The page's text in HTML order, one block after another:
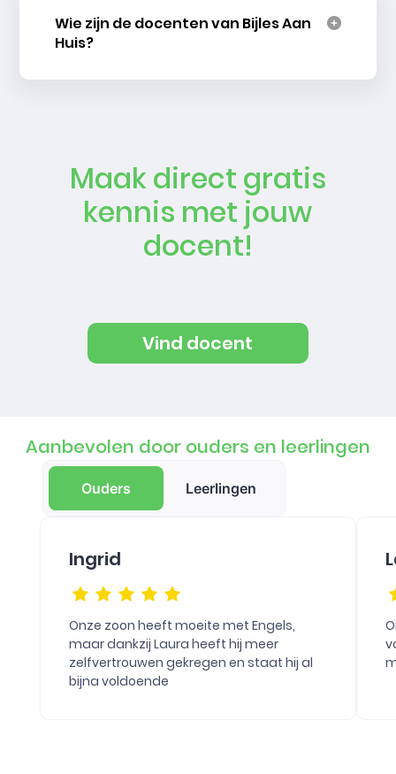
Wie zijn de docenten van Bijles Aan
Huis?
Maak direct gratis
kennis met jouw
docent!
Vind docent
Aanbevolen door ouders en leerlingen
Ouders Leerlingen
Ingrid
Onze zoon heeft moeite met Engels,
maar dankzij Laura heeft hij meer
zelfvertrouwen gekregen en staat hij al
bijna voldoende